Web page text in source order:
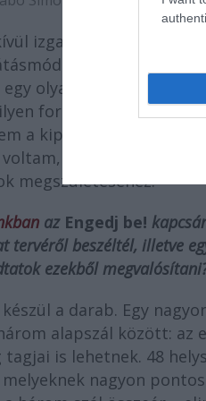
izgalmas kihívás volt,
magyar filmes
olyan műfajú
formabontó
a kipróbált,
mert bár benne
megszületéséhez.
az Engedj be!
tervéről beszéltél, illetve
ezekből
a darab. Egy
alapszál között: az
tagjai is lehetnek. 48
nagyon